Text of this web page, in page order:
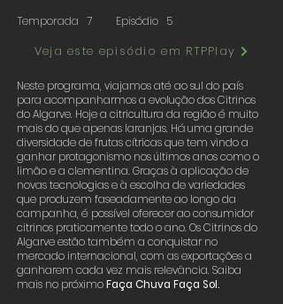
Temporada 7 Episódio 5
Veja este episódio em RTPPlay
Neste programa, viajamos até ao sul do país
para acompanharmos a evolução dos Citrinos
do Algarve. Hoje a citricultura da região é muito
mais do que apenas laranjas. Há uma grande
diversidade de frutas cítricas que tem vindo a
ganhar protagonismo nos últimos anos como o
limão e a clementina. Graças à aplicação de
novas tecnologias e à escolha de variedades
que produzem faseadamente ao longo da
campanha, é possível oferecer ao consumidor
citrinos praticamente todo o ano. Os Citrinos do
Algarve estão também a conquistar no
mercado internacional, com as exportações a
ganharem cada vez mais relevância. Saiba
mais no próximoFaça Chuva Faça Sol.